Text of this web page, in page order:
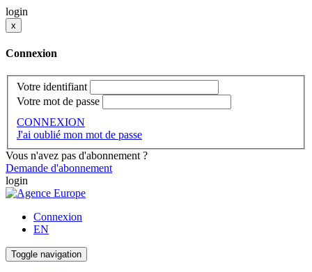
login
x
Connexion
Votre identifiant
Votre mot de passe
CONNEXION
J'ai oublié mon mot de passe
Vous n'avez pas d'abonnement ?
Demande d'abonnement
login
Connexion
EN
Toggle navigation